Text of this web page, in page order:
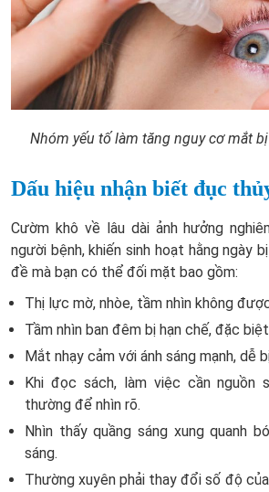
Nhóm yếu tố làm tăng nguy cơ mắt
Dấu hiệu nhận biết đục
Cườm khô về lâu dài ảnh hưởng
người bệnh, khiến sinh hoạt hằng ngày
đề mà bạn có thể đối mặt bao gồm:
Thị lực mờ, nhòe, tầm nhìn không
Tầm nhìn ban đêm bị hạn chế, đặc
Mắt nhạy cảm với ánh sáng mạnh, dễ
Khi đọc sách, làm việc cần nguồn
thường để nhìn rõ.
Nhìn thấy quầng sáng xung quanh
sáng.
Thường xuyên phải thay đổi số độ